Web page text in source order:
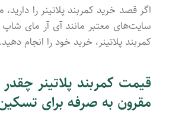
اگر قصد خرید کمربند پلاتینر را دارید،
سایت‌های معتبر مانند آی آر مای شاپ
کمربند پلاتینر، خرید خود را انجام دهید.
قیمت کمربند پلاتینر
مقرون به صرفه برای